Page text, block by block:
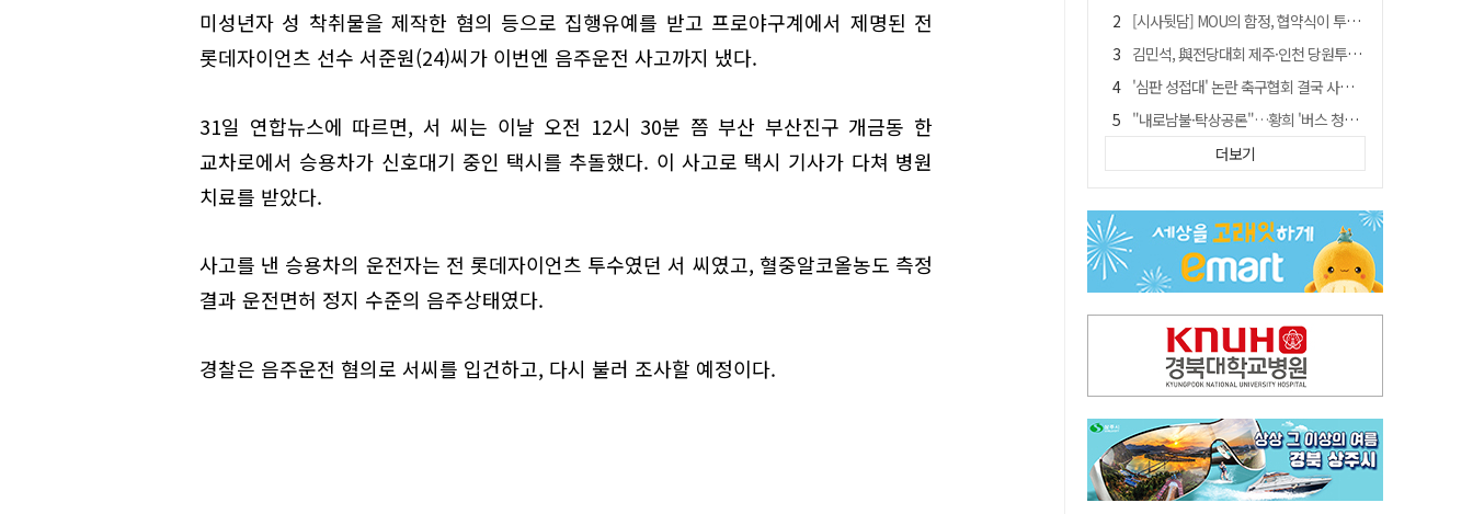
미성년자 성 착취물을 제작한 혐의 등으로 집행유예를 받고 프로야구계에서 제명된 전
롯데자이언츠 선수 서준원(24)씨가 이번엔 음주운전 사고까지 냈다.
31일 연합뉴스에 따르면, 서 씨는 이날 오전 12시 30분 쯤 부산 부산진구 개금동 한
교차로에서 승용차가 신호대기 중인 택시를 추돌했다. 이 사고로 택시 기사가 다쳐 병원
치료를 받았다.
사고를 낸 승용차의 운전자는 전 롯데자이언츠 투수였던 서 씨였고, 혈중알코올농도 측정
결과 운전면허 정지 수준의 음주상태였다.
경찰은 음주운전 혐의로 서씨를 입건하고, 다시 불러 조사할 예정이다.
[시사뒷담] MOU의 함정, 협약식이 투자 확정은 아니긴 해
김민석, 與전당대회 제주·인천 당원투표서 승리…누적 득표는 '초박빙'
'심판 성접대' 논란 축구협회 결국 사과…"깊이 반성, 쇄신하겠다"
"내로남불·탁상공론"…황희 '버스 청년주택' 제안에 與 내부서도 쓴소리
"경로당 통장에 비밀번호가 적혀 있다"…전국 돌며 경로당 13곳 턴 30대 구속
예안향교 대성전, '국가지정 보물로 지정'
휠체어 환자 발로 밀어 숨지게 한 70대 간병인…2심도 집행유예
박권현 청도군수, 국무총리에 "청도 물 공급 최대 3만t 늘려달라"
더보기